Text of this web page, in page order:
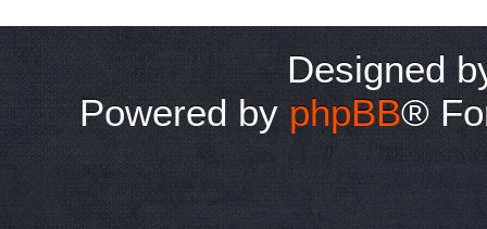
Designed
Powered by phpBB®